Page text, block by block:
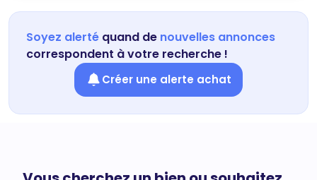
Soyez alerté quand de nouvelles annonces
correspondent à votre recherche !
Créer une alerte achat